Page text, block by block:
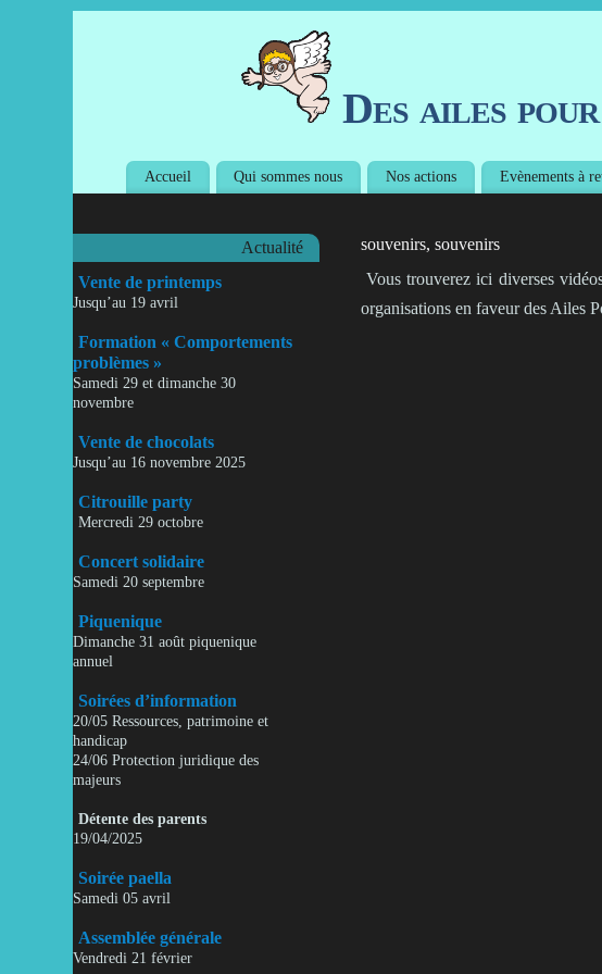
Des ailes
Accueil Qui sommes nous Nos actions Evènements à
souvenirs, souvenirs
Vous trouverez ici diverses
organisations en faveur des Ailes
Actualité
Vente de printemps
Jusqu’au 19 avril
Formation « Comportements
problèmes »
Samedi 29 et dimanche 30
novembre
Vente de chocolats
Jusqu’au 16 novembre 2025
Citrouille party
Mercredi 29 octobre
Concert solidaire
Samedi 20 septembre
Piquenique
Dimanche 31 août piquenique
annuel
Soirées d’information
20/05 Ressources, patrimoine et
handicap
24/06 Protection juridique des
majeurs
Détente des parents
19/04/2025
Soirée paella
Samedi 05 avril
Assemblée générale
Vendredi 21 février